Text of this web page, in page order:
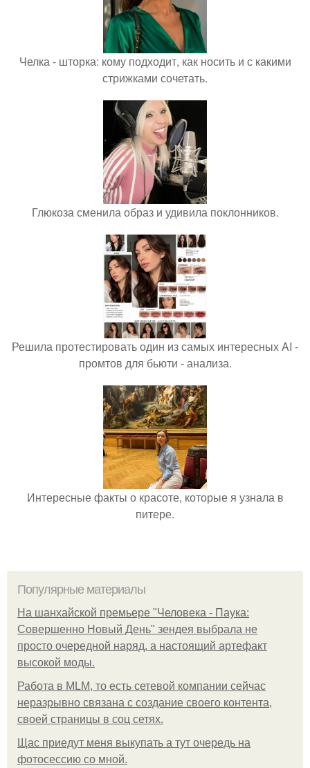
Челка - шторка: кому подходит, как носить и с какими
стрижками сочетать.
Глюкоза сменила образ и удивила поклонников.
Решила протестировать один из самых интересных AI -
промтов для бьюти - анализа.
Интересные факты о красоте, которые я узнала в
питере.
Популярные материалы
На шанхайской премьере "Человека - Паука:
Совершенно Новый День" зендея выбрала не
просто очередной наряд, а настоящий артефакт
высокой моды.
Работа в MLM, то есть сетевой компании сейчас
неразрывно связана с создание своего контента,
своей страницы в соц сетях.
Щас приедут меня выкупать а тут очередь на
фотосессию со мной.